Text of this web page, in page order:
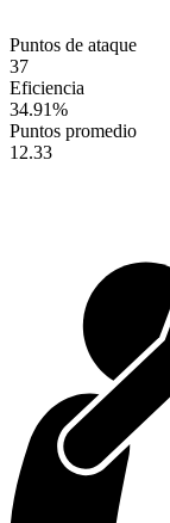
Puntos de ataque
37
Eficiencia
34.91%
Puntos promedio
12.33